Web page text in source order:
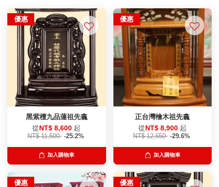
優惠
黑紫檀九品蓮祖先龕
從NT$ 8,600 起
NT$ 11,500 -25.2%
加入購物車
優惠
正台灣檜木祖先龕
從NT$ 8,900 起
NT$ 12,650 -29.6%
加入購物車
優惠 優惠